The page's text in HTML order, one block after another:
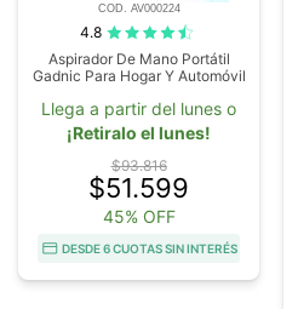
COD. AV000224
4.8
Aspirador De Mano Portátil
Gadnic Para Hogar Y Automóvil
Llega a partir del lunes o
¡Retiralo el lunes!
$93.816
$51.599
45% OFF
DESDE 6 CUOTAS SIN INTERÉS